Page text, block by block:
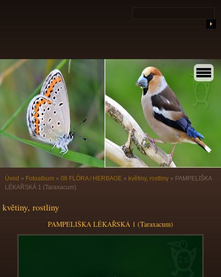
Úvod » Fotoalbum » 06 FLÓRA / HERBAGE » květiny, rostliny » PAMPELIŠKA
LÉKAŘSKÁ 1 (Taraxacum)
květiny, rostliny
PAMPELIŠKA LÉKAŘSKÁ 1 (Taraxacum)